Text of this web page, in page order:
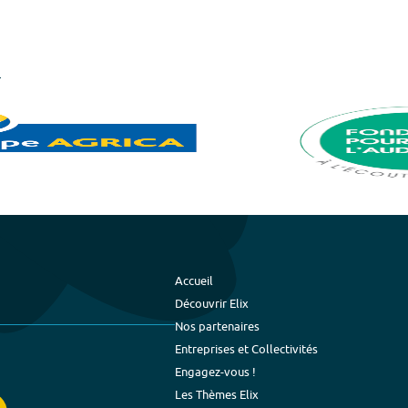
Accueil
Découvrir Elix
Nos partenaires
Entreprises et Collectivités
Engagez-vous !
Les Thèmes Elix